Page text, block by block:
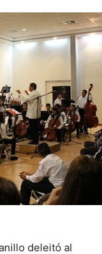
deleitó al